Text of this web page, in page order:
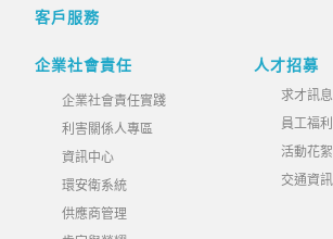
客戶服務
企業社會責任
企業社會責任實踐
利害關係人專區
資訊中心
環安衛系統
供應商管理
人才招募
求才訊息
員工福利
活動花絮
交通資訊